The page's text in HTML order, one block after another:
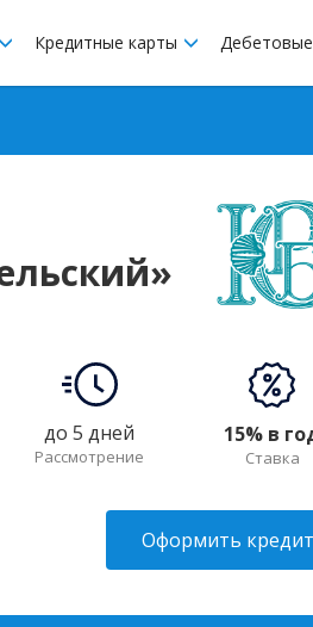
Кредитные карты
до 5 дней
Рассмотрение
15% в
Ставка
Оформить кредит